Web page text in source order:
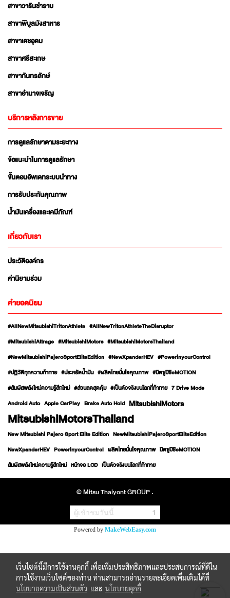
สาขาวารินชำราบ
สาขาพิบูลมังสาหาร
สาขาเดชอุดม
สาขาศรีสะเกษ
สาขากันทรลักษ์
สาขาอำนาจเจริญ
บริการหลังการขาย
การดูแลรักษาตามระยะทาง
ข้อแนะนำในการดูแลรักษา
ขั้นตอนอัพเดทระบบนำทาง
การรับประกันคุณภาพ
น้ำมันเครื่องและเคมีภัณฑ์
เกี่ยวกับเรา
ประวัติองค์กร
ค่านิยามร่วม
คำยอดนิยม
#AllNewMitsubishiTritonAthlete #AllNewTritonAthleteTheDisruptor
#MitsubishiAttrage #MitsubishiMotors #MitsubishiMotorsThailand
#NewMitsubishiPajeroSportEliteEdition #NewXpanderHEV #PowerinyourControl
#ปฏิวัติทุกความท้าทาย #ประหยัดน้ำมัน #ผลิตไทยมั่นใจคุณภาพ #มิตซูบิชิeMOTION
#สัมผัสพลังใหม่ความรู้สึกใหม่ #ส่วนลดสุดคุ้ม #เป็นตัวจริงบนโลกที่ท้าทาย 7 Drive Mode
Android Auto Apple CarPlay Brake Auto Hold MitsubishiMotors
MitsubishiMotorsThailand
New Mitsubishi Pajero Sport Elite Edition NewMitsubishiPajeroSportEliteEdition
NewXpanderHEV PowerinyourControl ผลิตไทยมั่นใจคุณภาพ มิตซูบิชิeMOTION
สัมผัสพลังใหม่ความรู้สึกใหม่ หน้าจอ LCD เป็นตัวจริงบนโลกที่ท้าทาย
© Mitsu Thaiyont GROUP .
ผู้เข้าชมวันนี้ 1
Powered by MakeWebEasy.com
เว็บไซต์นี้มีการใช้งานคุกกี้ เพื่อเพิ่มประสิทธิภาพและประสบการณ์ที่ดีใน
การใช้งานเว็บไซต์ของท่าน ท่านสามารถอ่านรายละเอียดเพิ่มเติมได้ที่
นโยบายความเป็นส่วนตัว และ นโยบายคุกกี้